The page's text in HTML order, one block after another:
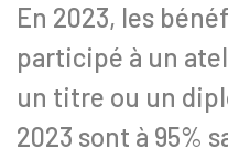
En 2023, les
participé à un
un titre ou un
2023 sont à 95%